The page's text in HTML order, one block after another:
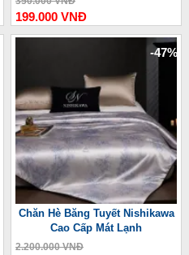
199.000 VNĐ
-47%
Chăn Hè Băng Tuyết Nishikawa
Cao Cấp Mát Lạnh
2.200.000 VNĐ